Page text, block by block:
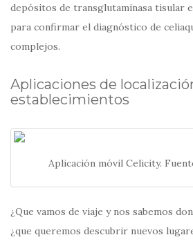
depósitos de transglutaminasa tisular
para confirmar el diagnóstico de
complejos.
Aplicaciones de
establecimientos
Aplicación móvil Celicity.
¿Que vamos de viaje y nos sabemos
¿que queremos descubrir nuevos